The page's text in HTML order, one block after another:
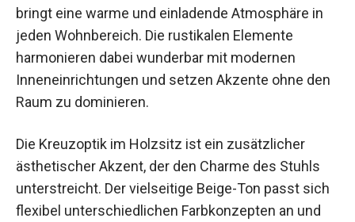
bringt eine warme und einladende Atmosphäre in
jeden Wohnbereich. Die rustikalen Elemente
harmonieren dabei wunderbar mit modernen
Inneneinrichtungen und setzen Akzente ohne den
Raum zu dominieren.
Die Kreuzoptik im Holzsitz ist ein zusätzlicher
ästhetischer Akzent, der den Charme des Stuhls
unterstreicht. Der vielseitige Beige-Ton passt sich
flexibel unterschiedlichen Farbkonzepten an und